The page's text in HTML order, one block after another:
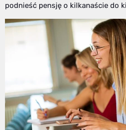
podnieść pensję o kilkanaście do